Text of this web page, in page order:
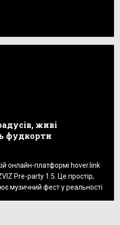
живі
фудкорти
онлайн-платформі hover.link
Pre-party 1.5. Це простір,
музичний фест у реальності